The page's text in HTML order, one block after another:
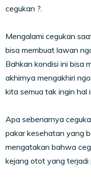
cegukan ?.
Mengalami cegukan
bisa membuat lawan
Bahkan kondisi ini bisa
akhirnya mengakhiri
kita semua tak ingin hal
Apa sebenarnya
pakar kesehatan yang
mengatakan bahwa
kejang otot yang terjadi